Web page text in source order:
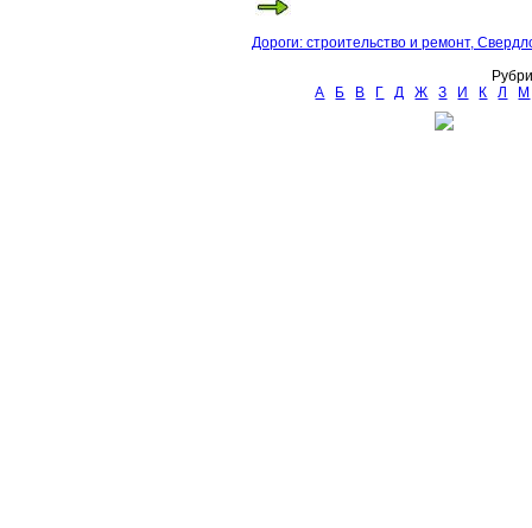
Дороги: строительство и ремонт,
А
Б В Г Д Ж З И К Л М